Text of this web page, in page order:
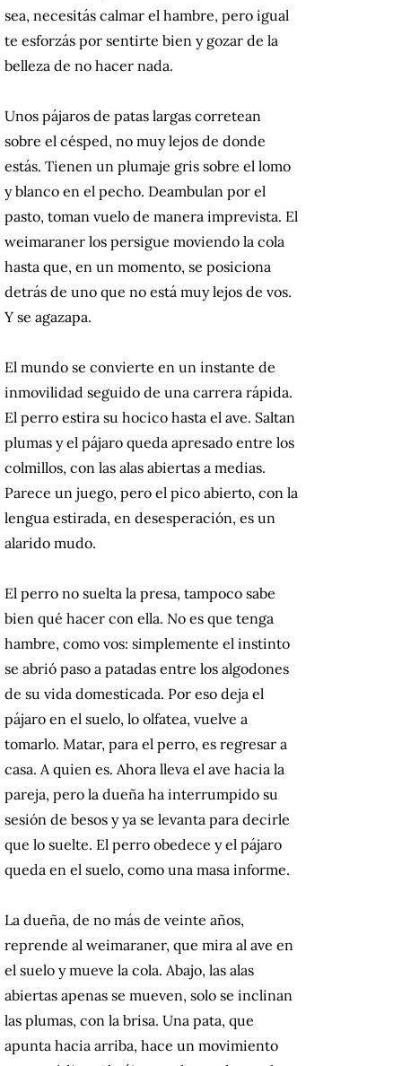
sea, necesitás calmar el hambre, pero igual
te esforzás por sentirte bien y gozar de la
belleza de no hacer nada.
Unos pájaros de patas largas corretean
sobre el césped, no muy lejos de donde
estás. Tienen un plumaje gris sobre el lomo
y blanco en el pecho. Deambulan por el
pasto, toman vuelo de manera imprevista. El
weimaraner los persigue moviendo la cola
hasta que, en un momento, se posiciona
detrás de uno que no está muy lejos de vos.
Y se agazapa.
El mundo se convierte en un instante de
inmovilidad seguido de una carrera rápida.
El perro estira su hocico hasta el ave. Saltan
plumas y el pájaro queda apresado entre los
colmillos, con las alas abiertas a medias.
Parece un juego, pero el pico abierto, con la
lengua estirada, en desesperación, es un
alarido mudo.
El perro no suelta la presa, tampoco sabe
bien qué hacer con ella. No es que tenga
hambre, como vos: simplemente el instinto
se abrió paso a patadas entre los algodones
de su vida domesticada. Por eso deja el
pájaro en el suelo, lo olfatea, vuelve a
tomarlo. Matar, para el perro, es regresar a
casa. A quien es. Ahora lleva el ave hacia la
pareja, pero la dueña ha interrumpido su
sesión de besos y ya se levanta para decirle
que lo suelte. El perro obedece y el pájaro
queda en el suelo, como una masa informe.
La dueña, de no más de veinte años,
reprende al weimaraner, que mira al ave en
el suelo y mueve la cola. Abajo, las alas
abiertas apenas se mueven, solo se inclinan
las plumas, con la brisa. Una pata, que
apunta hacia arriba, hace un movimiento